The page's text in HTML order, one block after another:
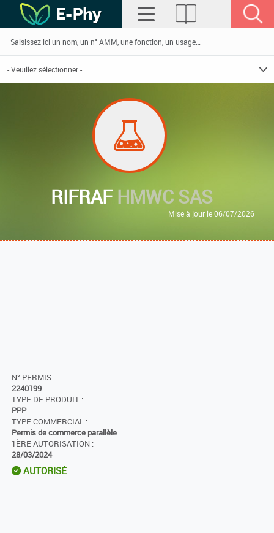
RIFRAFHMWC SAS
Mise à jour le 06/07/2026
N° PERMIS
2240199
TYPE DE PRODUIT :
PPP
TYPE COMMERCIAL :
Permis de commerce parallèle
1ÈRE AUTORISATION :
28/03/2024
AUTORISÉ